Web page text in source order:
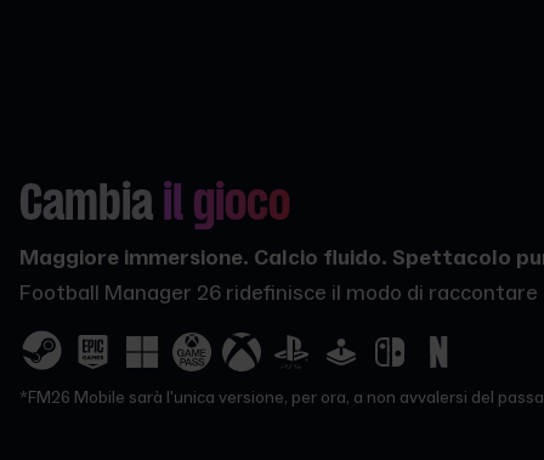
Cambia il gioco
Maggiore immersione. Calcio fluido. Spettacolo
Football Manager 26 ridefinisce il modo di
*FM26 Mobile sarà l'unica versione, per ora, a non avvalersi del